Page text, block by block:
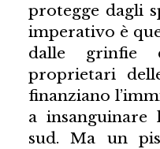
protegge dagli
imperativo è
dalle grinfie
proprietari
finanziano
a insanguinare
sud. Ma un